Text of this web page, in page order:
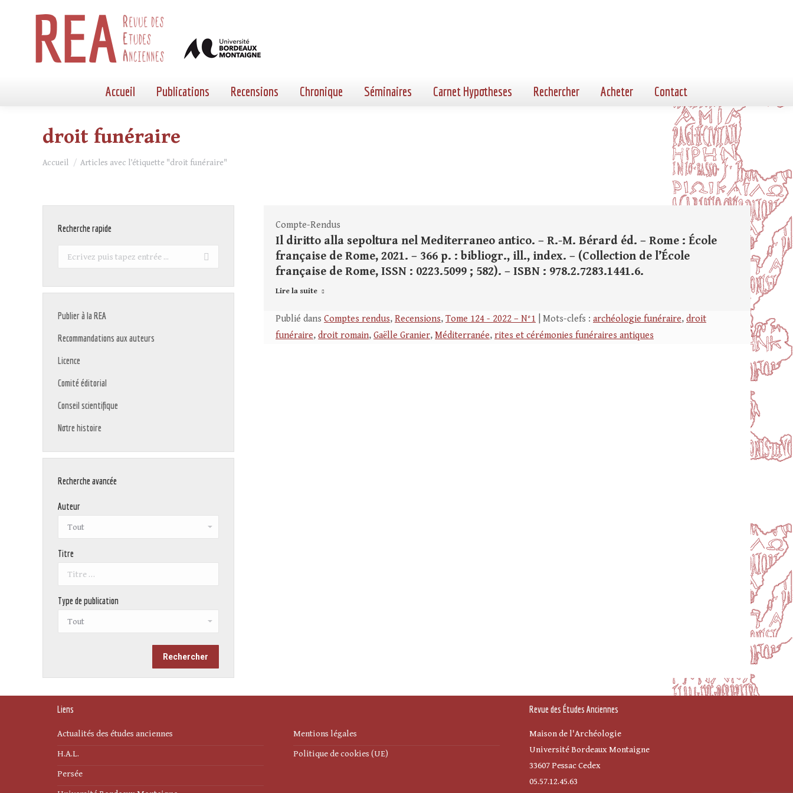
Accueil Publications Recensions Chronique Séminaires Carnet Hypotheses Rechercher Acheter Contact
droit funéraire
Vous êtes ici :
Accueil Articles avec l’étiquette "droit funéraire"
Compte-Rendus
Il diritto alla sepoltura nel Mediterraneo antico. – R.-M. Bérard éd. – Rome : École
française de Rome, 2021. – 366 p. : bibliogr., ill., index. – (Collection de l’École
française de Rome, ISSN : 0223.5099 ; 582). – ISBN : 978.2.7283.1441.6.
Lire la suite
Publié dans Comptes rendus, Recensions, Tome 124 - 2022 – N°1 | Mots-clefs : archéologie funéraire, droit
funéraire, droit romain, Gaëlle Granier, Méditerranée, rites et cérémonies funéraires antiques
Recherche rapide
Recherche
Publier à la REA
Recommandations aux auteurs
Licence
Comité éditorial
Conseil scientifique
Notre histoire
Recherche avancée
Auteur
Titre
Type de publication
Liens
Actualités des études anciennes
H.A.L.
Persée
Mentions légales
Politique de cookies (UE)
Revue des Études Anciennes
Maison de l'Archéologie
Université Bordeaux Montaigne
33607 Pessac Cedex
05.57.12.45.63